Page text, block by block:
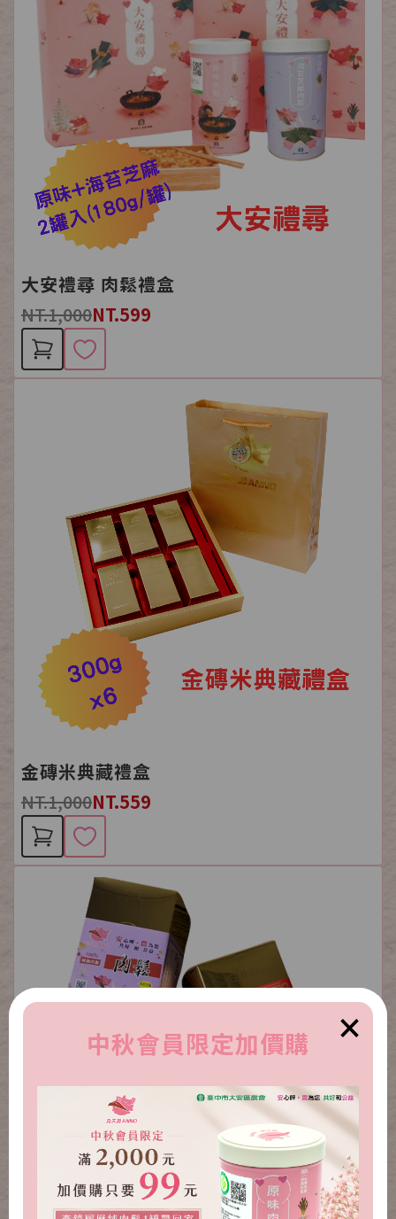
大安禮尋 肉鬆禮盒
NT.1,000NT.599
金磚米典藏禮盒
NT.1,000NT.559
×
中秋會員限定加價購